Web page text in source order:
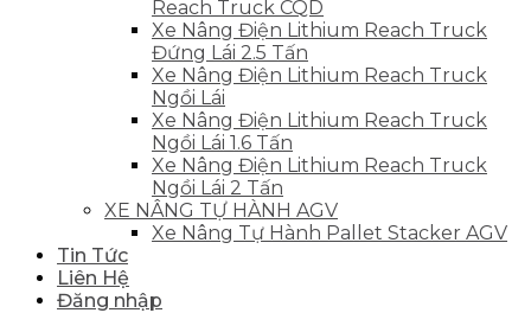
Reach Truck CQD
Xe Nâng Điện Lithium Reach Truck
Đứng Lái 2.5 Tấn
Xe Nâng Điện Lithium Reach Truck
Ngồi Lái
Xe Nâng Điện Lithium Reach Truck
Ngồi Lái 1.6 Tấn
Xe Nâng Điện Lithium Reach Truck
Ngồi Lái 2 Tấn
XE NÂNG TỰ HÀNH AGV
Xe Nâng Tự Hành Pallet Stacker AGV
Tin Tức
Liên Hệ
Đăng nhập